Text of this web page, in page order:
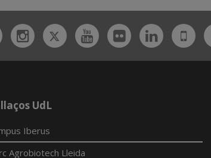
FacebookInstagram
TwitterYoutubeFlickrLinkedin
UdL
App
UdL
Iberus
Agrobiotech Lleida